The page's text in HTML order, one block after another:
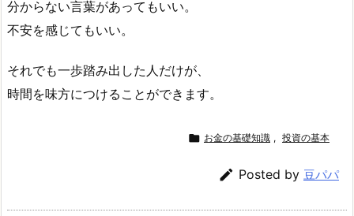
分からない言葉があってもいい。
不安を感じてもいい。
それでも一歩踏み出した人だけが、
時間を味方につけることができます。
 お金の基礎知識 , 投資の基本
 Posted by 豆パパ